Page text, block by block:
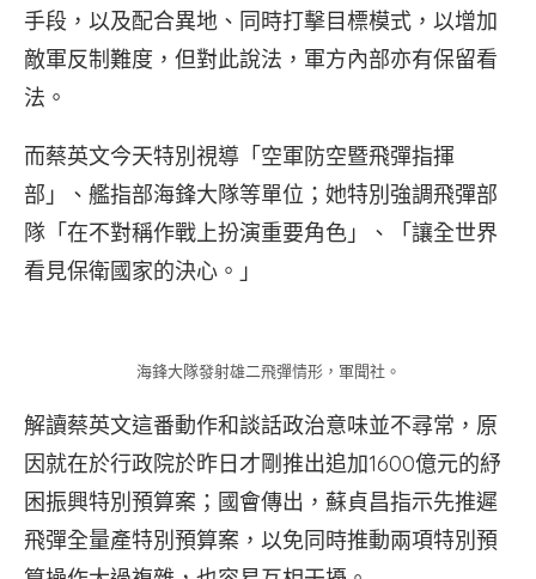
手段，以及配合異地、同時打擊目標模式，以增加
敵軍反制難度，但對此說法，軍方內部亦有保留看
法。
而蔡英文今天特別視導「空軍防空暨飛彈指揮
部」、艦指部海鋒大隊等單位；她特別強調飛彈部
隊「在不對稱作戰上扮演重要角色」、「讓全世界
看見保衛國家的決心。」
海鋒大隊發射雄二飛彈情形，軍聞社。
解讀蔡英文這番動作和談話政治意味並不尋常，原
因就在於行政院於昨日才剛推出追加1600億元的紓
困振興特別預算案；國會傳出，蘇貞昌指示先推遲
飛彈全量產特別預算案，以免同時推動兩項特別預